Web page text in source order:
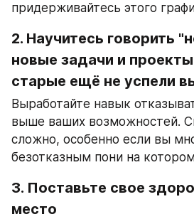
придерживайтесь этого
2. Научитесь говорить
новые задачи и
старые ещё не успели
Выработайте навык
выше ваших возможностей.
сложно, особенно если вы
безотказным пони на
3. Поставьте свое
место